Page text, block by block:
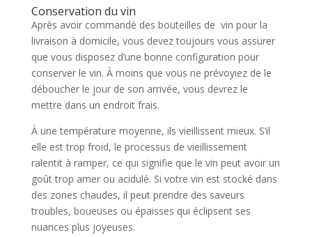
Conservation du vin
Après avoir commandé des bouteilles de vin pour la
livraison à domicile, vous devez toujours vous assurer
que vous disposez d’une bonne configuration pour
conserver le vin. À moins que vous ne prévoyiez de le
déboucher le jour de son arrivée, vous devrez le
mettre dans un endroit frais.
À une température moyenne, ils vieillissent mieux. S’il
elle est trop froid, le processus de vieillissement
ralentit à ramper, ce qui signifie que le vin peut avoir un
goût trop amer ou acidulé. Si votre vin est stocké dans
des zones chaudes, il peut prendre des saveurs
troubles, boueuses ou épaisses qui éclipsent ses
nuances plus joyeuses.